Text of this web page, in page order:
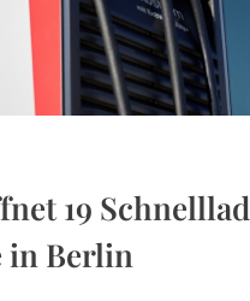
19
in Berlin